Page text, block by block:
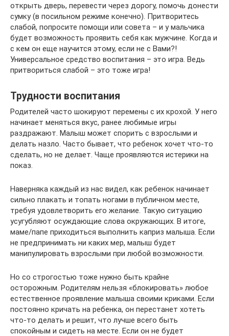
открыть дверь, перевести через дорогу, помочь донести
сумку (в посильном режиме конечно). Притворитесь
слабой, попросите помощи или совета – и у мальчика
будет возможность проявить себя как мужчине. Когда и
с кем он еще научится этому, если не с Вами?!
Универсальное средство воспитания – это игра. Ведь
притвориться слабой – это тоже игра!
Трудности воспитания
Родителей часто шокируют перемены с их крохой. У него
начинает меняться вкус, ранее любимые игры
раздражают. Малыш может спорить с взрослыми и
делать назло. Часто бывает, что ребенок хочет что-то
сделать, но не делает. Чаще проявляются истерики на
показ.
Наверняка каждый из нас видел, как ребенок начинает
сильно плакать и топать ногами в публичном месте,
требуя удовлетворить его желание. Такую ситуацию
усугубляют осуждающие слова окружающих. В итоге,
маме/папе приходиться выполнить каприз малыша. Если
не предпринимать ни каких мер, малыш будет
манипулировать взрослыми при любой возможности.
Но со строгостью тоже нужно быть крайне
осторожным. Родителям нельзя «блокировать» любое
естественное проявление малыша своими криками. Если
постоянно кричать на ребенка, он перестанет хотеть
что-то делать и решит, что лучше всего быть
спокойным и сидеть на месте. Если он не будет